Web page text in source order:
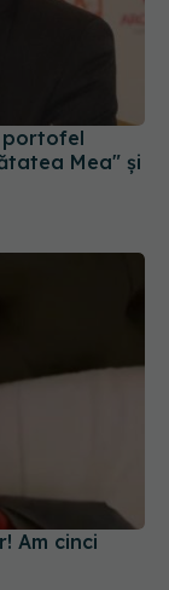
portofel
Mea" și
Am cinci